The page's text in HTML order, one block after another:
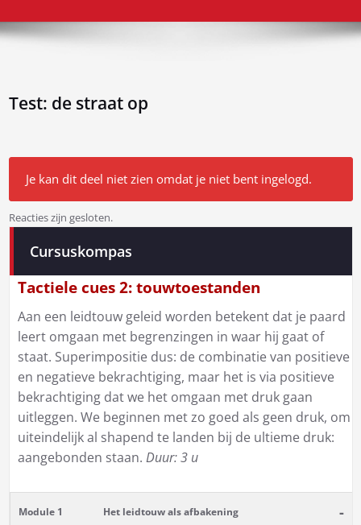
Test: de straat op
Je kan dit deel niet zien omdat je niet bent ingelogd.
Bericht
navigatie
Reacties zijn gesloten.
Cursuskompas
Tactiele cues 2: touwtoestanden
Aan een leidtouw geleid worden betekent dat je paard
leert omgaan met begrenzingen in waar hij gaat of
staat. Superimpositie dus: de combinatie van positieve
en negatieve bekrachtiging, maar het is via positieve
bekrachtiging dat we het omgaan met druk gaan
uitleggen. We beginnen met zo goed als geen druk, om
uiteindelijk al shapend te landen bij de ultieme druk:
aangebonden staan. Duur: 3 u
Module 1 Het leidtouw als afbakening -